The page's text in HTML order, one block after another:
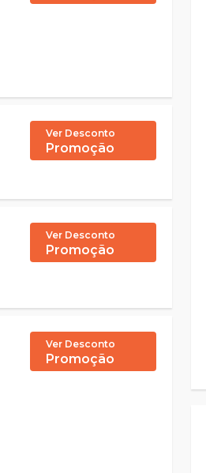
Ver Desconto
Promoção
Ver Desconto
Promoção
Ver Desconto
Promoção